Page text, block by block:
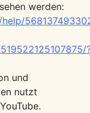
werden:
und
nutzt